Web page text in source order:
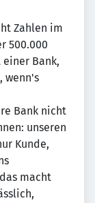
Zahlen im
500.000
Bank,
wenn's
Bank nicht
unseren
Kunde,
macht